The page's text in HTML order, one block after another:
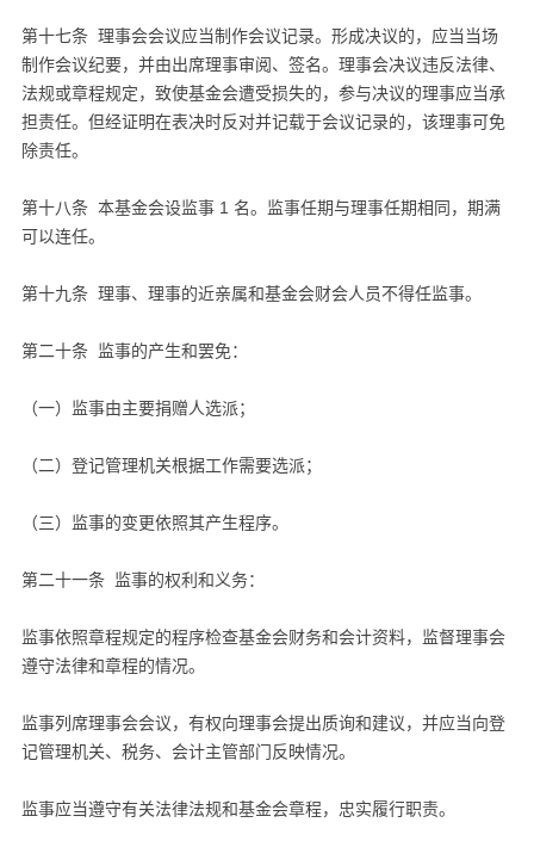
第十七条 理事会会议应当制作会议记录。形成决议的，应当当场
制作会议纪要，并由出席理事审阅、签名。理事会决议违反法律、
法规或章程规定，致使基金会遭受损失的，参与决议的理事应当承
担责任。但经证明在表决时反对并记载于会议记录的，该理事可免
除责任。
第十八条 本基金会设监事 1 名。监事任期与理事任期相同，期满
可以连任。
第十九条 理事、理事的近亲属和基金会财会人员不得任监事。
第二十条 监事的产生和罢免：
（一）监事由主要捐赠人选派；
（二）登记管理机关根据工作需要选派；
（三）监事的变更依照其产生程序。
第二十一条 监事的权利和义务：
监事依照章程规定的程序检查基金会财务和会计资料，监督理事会
遵守法律和章程的情况。
监事列席理事会会议，有权向理事会提出质询和建议，并应当向登
记管理机关、税务、会计主管部门反映情况。
监事应当遵守有关法律法规和基金会章程，忠实履行职责。